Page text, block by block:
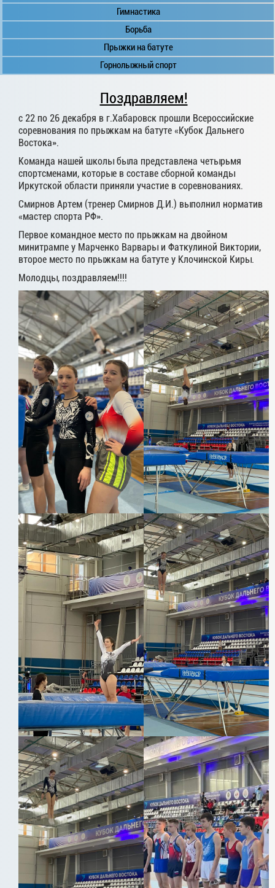
Гимнастика
Борьба
Прыжки на батуте
Горнолыжный спорт
Поздравляем!
с 22 по 26 декабря в г.Хабаровск прошли Всероссийские
соревнования по прыжкам на батуте «Кубок Дальнего
Востока».
Команда нашей школы была представлена четырьмя
спортсменами, которые в составе сборной команды
Иркутской области приняли участие в соревнованиях.
Смирнов Артем (тренер Смирнов Д.И.) выполнил норматив
«мастер спорта РФ».
Первое командное место по прыжкам на двойном
минитрампе у Марченко Варвары и Фаткулиной Виктории,
второе место по прыжкам на батуте у Клочинской Киры.
Молодцы, поздравляем!!!!